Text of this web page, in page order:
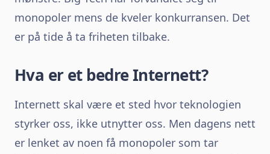
monopoler mens de kveler konkurransen. Det
er på tide å ta friheten tilbake.
Hva er et bedre Internett?
Internett skal være et sted hvor teknologien
styrker oss, ikke utnytter oss. Men dagens nett
er lenket av noen få monopoler som tar